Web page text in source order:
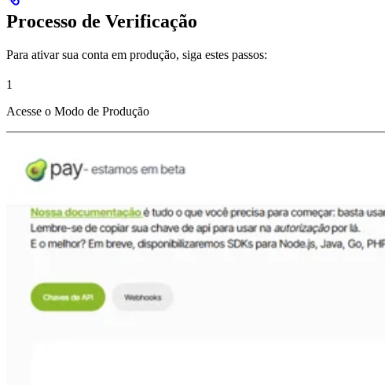
Processo de Verificação
Para ativar sua conta em produção, siga estes passos:
1
Acesse o Modo de Produção